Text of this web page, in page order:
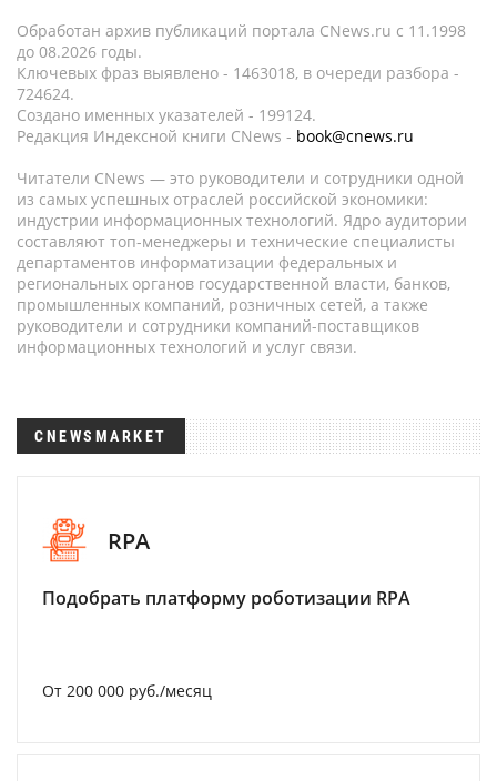
Обработан архив публикаций портала CNews.ru c 11.1998
до 08.2026 годы.
Ключевых фраз выявлено - 1463018, в очереди разбора -
724624.
Создано именных указателей - 199124.
Редакция Индексной книги CNews - book@cnews.ru
Читатели CNews — это руководители и сотрудники одной
из самых успешных отраслей российской экономики:
индустрии информационных технологий. Ядро аудитории
составляют топ-менеджеры и технические специалисты
департаментов информатизации федеральных и
региональных органов государственной власти, банков,
промышленных компаний, розничных сетей, а также
руководители и сотрудники компаний-поставщиков
информационных технологий и услуг связи.
CNEWSMARKET
RPA
Подобрать платформу роботизации RPA
От 200 000 руб./месяц